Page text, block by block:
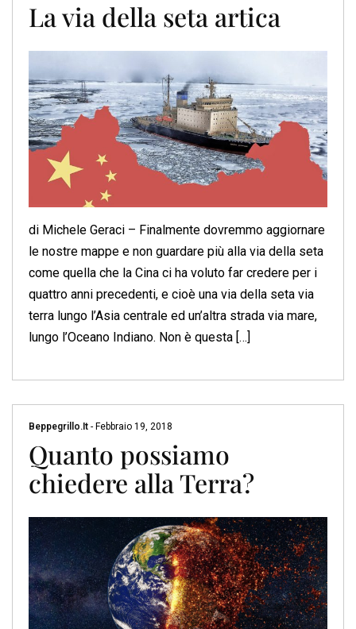
La via della seta artica
di Michele Geraci – Finalmente dovremmo aggiornare
le nostre mappe e non guardare più alla via della seta
come quella che la Cina ci ha voluto far credere per i
quattro anni precedenti, e cioè una via della seta via
terra lungo l’Asia centrale ed un’altra strada via mare,
lungo l’Oceano Indiano. Non è questa […]
Beppegrillo.it - Febbraio 19, 2018
Quanto possiamo
chiedere alla Terra?